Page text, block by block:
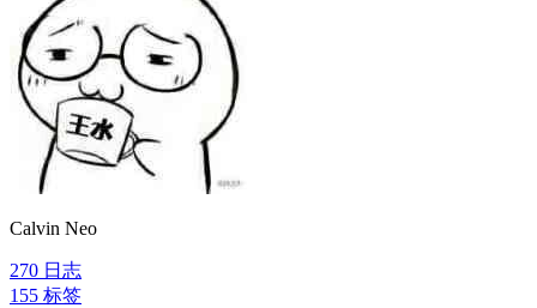
Calvin Neo
270 日志
155 标签